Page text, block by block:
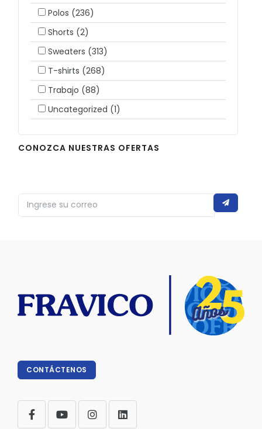
Polos (236)
Shorts (2)
Sweaters (313)
T-shirts (268)
Trabajo (88)
Uncategorized (1)
CONOZCA NUESTRAS OFERTAS
CONTÁCTENOS